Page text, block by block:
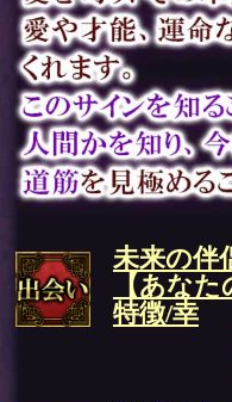
未来の伴
【あな
特徴/幸